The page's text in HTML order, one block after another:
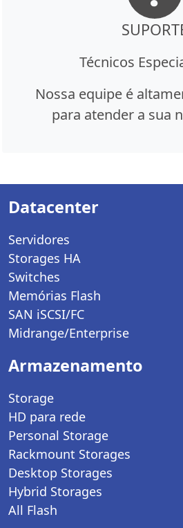
Técnicos
Nossa equipe é
para atender a sua
Datacenter
Servidores
Storages HA
Switches
Memórias Flash
SAN iSCSI/FC
Midrange/Enterprise
Armazenamento
Storage
HD para rede
Personal Storage
Rackmount Storages
Desktop Storages
Hybrid Storages
All Flash